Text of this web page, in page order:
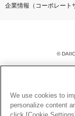
企業情報（コーポレート
©
このサイトに掲載されて
を問わず、著作権法の定
とを禁じます。
楽曲及びコンテンツは、
We use cookies to
personalize content